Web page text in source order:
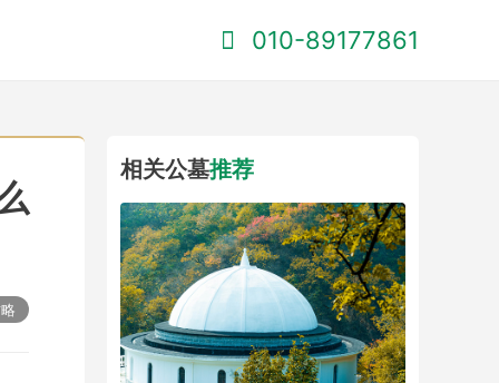
010-89177861
相关公墓推荐